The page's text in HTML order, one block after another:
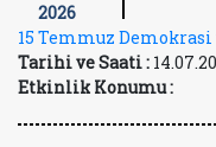
2026
15 Temmuz
Tarihi ve Saati :
Etkinlik Konumu :